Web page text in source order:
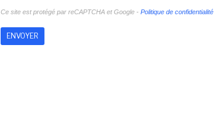
Ce site est protégé par reCAPTCHA et Google - Politique de confidentialité